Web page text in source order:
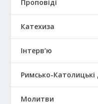
Проповіді
Катехиза
Інтерв’ю
Римсько-Католицькі
Молитви